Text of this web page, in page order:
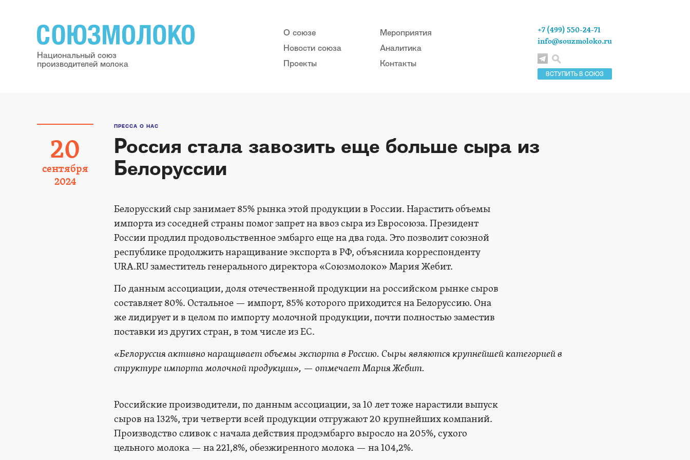
Национальный союз
производителей молока
О союзе
Новости союза
Проекты
Мероприятия
Аналитика
Контакты
ВСТУПИТЬ В СОЮЗ
+7 (499) 550-24-71
info@souzmoloko.ru
20
сентября
2024
ПРЕССА О НАС
Россия стала завозить еще больше сыра из
Белоруссии
Белорусский сыр занимает 85% рынка этой продукции в России. Нарастить объемы
импорта из соседней страны помог запрет на ввоз сыра из Евросоюза. Президент
России продлил продовольственное эмбарго еще на два года. Это позволит союзной
республике продолжить наращивание экспорта в РФ, объяснила корреспонденту
URA.RU заместитель генерального директора «Союзмолоко» Мария Жебит.
По данным ассоциации, доля отечественной продукции на российском рынке сыров
составляет 80%. Остальное — импорт, 85% которого приходится на Белоруссию. Она
же лидирует и в целом по импорту молочной продукции, почти полностью заместив
поставки из других стран, в том числе из ЕС.
«Белоруссия активно наращивает объемы экспорта в Россию. Сыры являются крупнейшей категорией в
структуре импорта молочной продукции», — отмечает Мария Жебит.
Российские производители, по данным ассоциации, за 10 лет тоже нарастили выпуск
сыров на 132%, три четверти всей продукции отгружают 20 крупнейших компаний.
Производство сливок с начала действия продэмбарго выросло на 205%, сухого
цельного молока — на 221,8%, обезжиренного молока — на 104,2%.